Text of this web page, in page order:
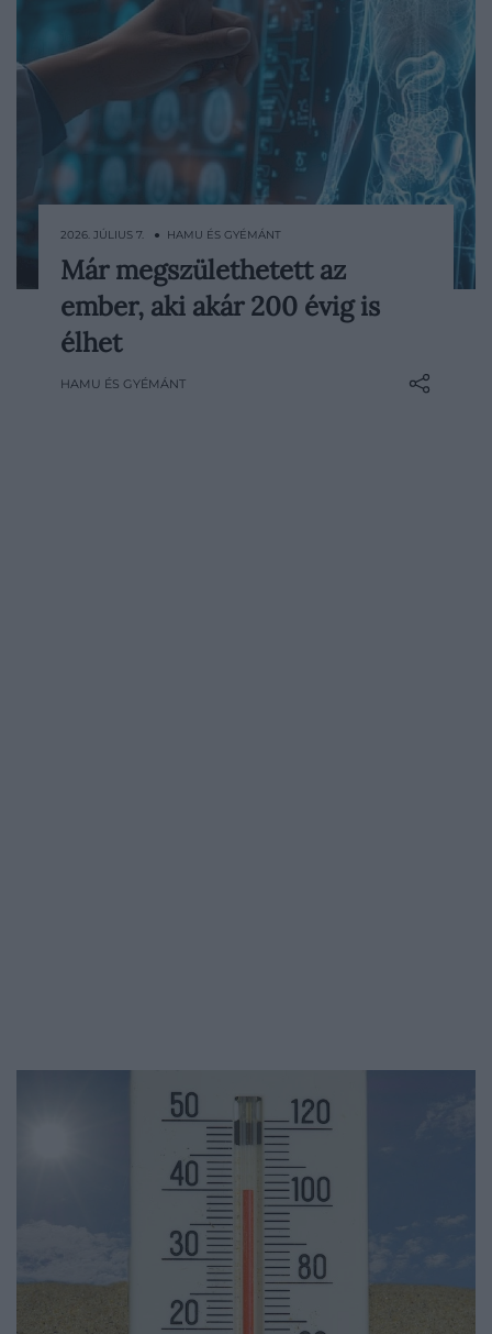
Az öregedést sokáig úgy kezeltük, mint
egy lassú, megállíthatatlan lejtőt. A test
elfárad, a sejtek hibái felhalmozódnak, a
egyszerűen teljesen elfogy az időnk. Az
2026. JÚLIUS 7. ● HAMU ÉS GYÉMÁNT
Már megszülethetett az
ember, aki akár 200 évig is
élhet
HAMU ÉS GYÉMÁNT